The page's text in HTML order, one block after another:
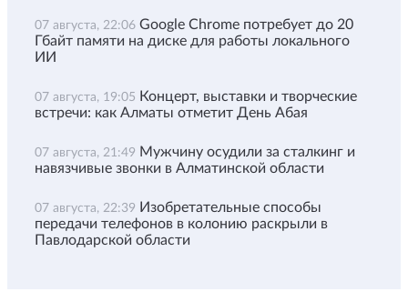
07 августа, 22:06 Google Chrome потребует до 20
Гбайт памяти на диске для работы локального
ИИ
07 августа, 19:05 Концерт, выставки и творческие
встречи: как Алматы отметит День Абая
07 августа, 21:49 Мужчину осудили за сталкинг и
навязчивые звонки в Алматинской области
07 августа, 22:39 Изобретательные способы
передачи телефонов в колонию раскрыли в
Павлодарской области